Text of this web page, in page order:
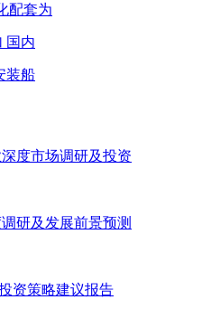
配套为
国内
装船
度市场调研及投资
研及发展前景预测
资策略建议报告